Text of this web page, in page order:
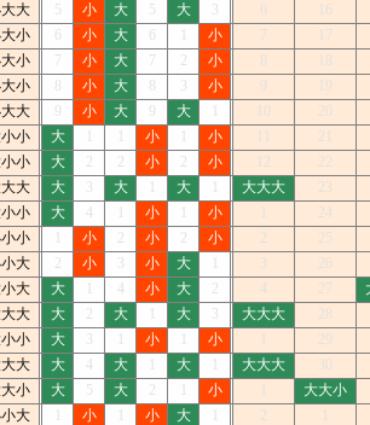
大 5 小 大 5 大
小 小 大 小 7
17
小 7 小 大 7 2 小
小 小 大 小
大 小 大 大
20
小 大 小 小
21
小 大 2 2 小 2 小 12
22
大 大 大 大 大大大
23
小 大 4 小 小
24
小 小 2 小 2 小 2
25
大 2 小 小 大
26
大 大 4 小 大 2 4 27
大 大 2 大 大 大大大
28
小 大 小 小
29
大 大 4 大 大 大大大
小 大 5 大 2 小
大大小
大 小 小 大 2